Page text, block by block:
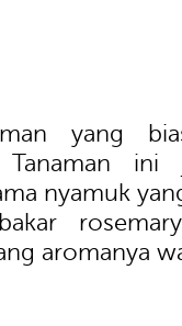
yang
Tanaman
nyamuk
aromanya